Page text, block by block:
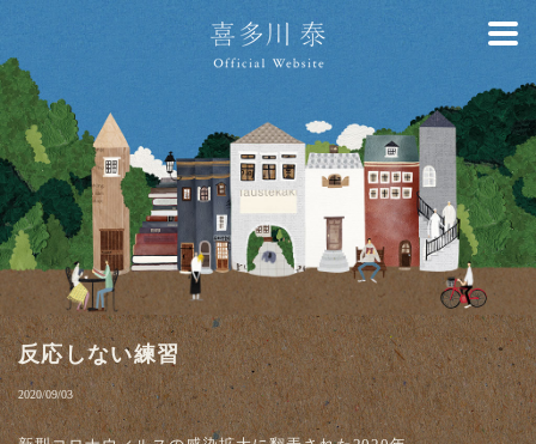
反応しない練習
2020/09/03